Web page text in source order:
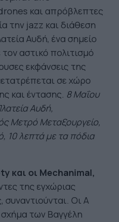
και απρόβλεπτες
την jazz και διάθεση
Αυδή, ένα σημείο
αστικό πολιτισμό
εκφάνσεις της
σε χώρο
και έντασης. 8 Μαΐου
Αυδή,
Μετρό Μεταξουργείο,
λεπτά με τα πόδια
και οι Mechanimal,
της εγχώριας
συναντιούνται. Οι A
των Βαγγέλη